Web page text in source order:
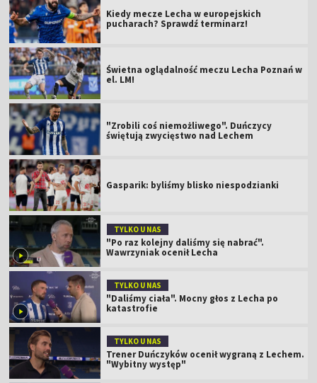
Kiedy mecze Lecha w europejskich
pucharach? Sprawdź terminarz!
Świetna oglądalność meczu Lecha Poznań w
el. LM!
"Zrobili coś niemożliwego". Duńczycy
świętują zwycięstwo nad Lechem
Gasparik: byliśmy blisko niespodzianki
TYLKO U NAS
"Po raz kolejny daliśmy się nabrać".
Wawrzyniak ocenił Lecha
TYLKO U NAS
"Daliśmy ciała". Mocny głos z Lecha po
katastrofie
TYLKO U NAS
Trener Duńczyków ocenił wygraną z Lechem.
"Wybitny występ"